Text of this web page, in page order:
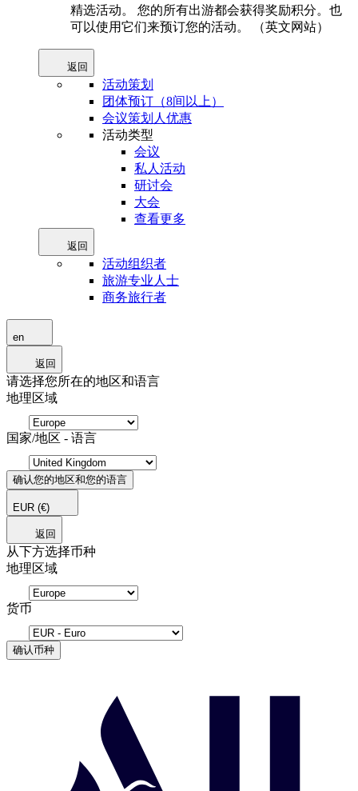
精选活动。 您的所有出游都会获得奖励积分。也
可以使用它们来预订您的活动。 （英文网站）
返回
活动策划
团体预订（8间以上）
会议策划人优惠
活动类型
会议
私人活动
研讨会
大会
查看更多
返回
活动组织者
旅游专业人士
商务旅行者
en
返回
请选择您所在的地区和语言
地理区域
国家/地区 - 语言
确认您的地区和您的语言
EUR (€)
返回
从下方选择币种
地理区域
货币
确认币种